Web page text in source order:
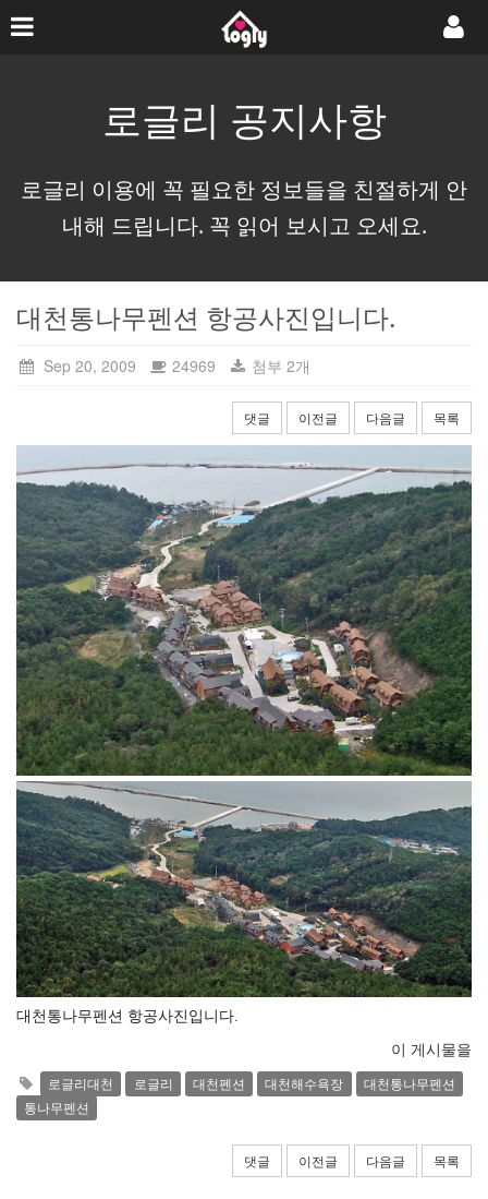
로글리 공지사항
로글리 이용에 꼭 필요한 정보들을 친절하게 안
내해 드립니다. 꼭 읽어 보시고 오세요.
대천통나무펜션 항공사진입니다.
Sep 20, 2009 24969 첨부 2개
댓글 이전글 다음글 목록
대천통나무펜션 항공사진입니다.
이 게시물을
로글리대천 로글리 대천펜션 대천해수욕장
대천통나무펜션
통나무펜션
댓글 이전글 다음글 목록